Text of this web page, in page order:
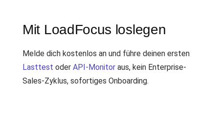
Mit LoadFocus loslegen
Melde dich kostenlos an und führe deinen ersten
Lasttest oder API-Monitor aus, kein Enterprise-
Sales-Zyklus, sofortiges Onboarding.